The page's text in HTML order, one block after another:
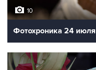
10
Фотохроника 24 июля